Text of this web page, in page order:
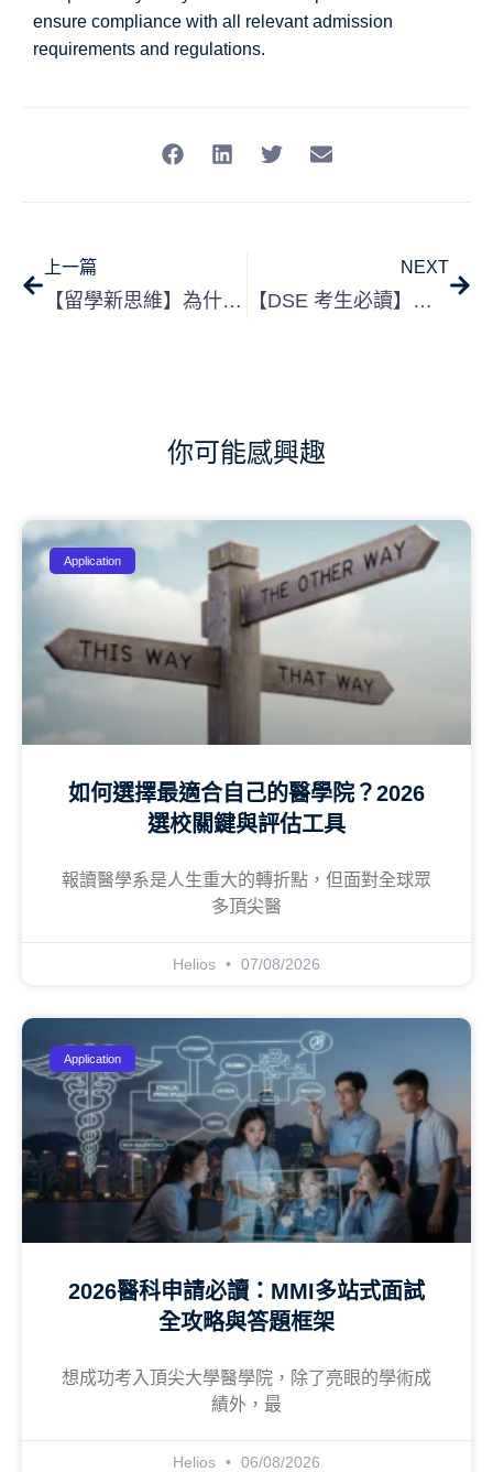
ensure compliance with all relevant admission
requirements and regulations.
上一篇
【留學新思維】為什麼我最終選擇香港大學？心理學學生的真實就讀體驗分享
NEXT
【DSE 考生必讀】告別放榜焦慮：如何利用這 60 天「黃金空窗期」實現自我增值？
你可能感興趣
Application
如何選擇最適合自己的醫學院？2026
選校關鍵與評估工具
報讀醫學系是人生重大的轉折點，但面對全球眾
多頂尖醫
Helios 07/08/2026
Application
2026醫科申請必讀：MMI多站式面試
全攻略與答題框架
想成功考入頂尖大學醫學院，除了亮眼的學術成
績外，最
Helios 06/08/2026